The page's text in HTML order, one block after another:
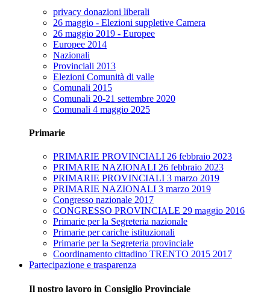
privacy donazioni liberali
26 maggio - Elezioni suppletive Camera
26 maggio 2019 - Europee
Europee 2014
Nazionali
Provinciali 2013
Elezioni Comunità di valle
Comunali 2015
Comunali 20-21 settembre 2020
Comunali 4 maggio 2025
Primarie
PRIMARIE PROVINCIALI 26 febbraio 2023
PRIMARIE NAZIONALI 26 febbraio 2023
PRIMARIE PROVINCIALI 3 marzo 2019
PRIMARIE NAZIONALI 3 marzo 2019
Congresso nazionale 2017
CONGRESSO PROVINCIALE 29 maggio 2016
Primarie per la Segreteria nazionale
Primarie per cariche istituzionali
Primarie per la Segreteria provinciale
Coordinamento cittadino TRENTO 2015 2017
Partecipazione e trasparenza
Il nostro lavoro in Consiglio Provinciale